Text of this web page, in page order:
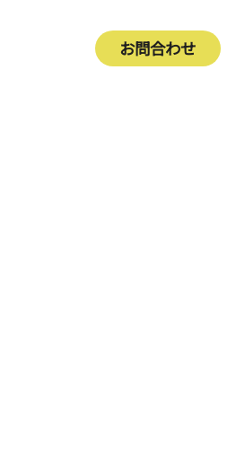
お問合わせ